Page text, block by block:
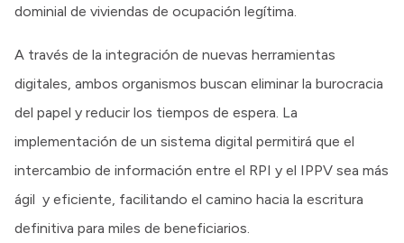
dominial de viviendas de ocupación legítima.
A través de la integración de nuevas herramientas
digitales, ambos organismos buscan eliminar la burocracia
del papel y reducir los tiempos de espera. La
implementación de un sistema digital permitirá que el
intercambio de información entre el RPI y el IPPV sea más
ágil y eficiente, facilitando el camino hacia la escritura
definitiva para miles de beneficiarios.